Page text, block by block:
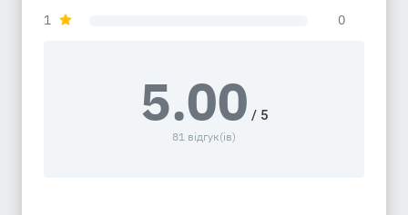
1
0
5.00 / 5
81 відгук(ів)